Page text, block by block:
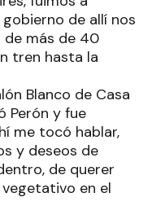
de allí nos
de más de 40
tren hasta la
Blanco de Casa
Perón y fue
me tocó hablar,
y deseos de
de querer
en el